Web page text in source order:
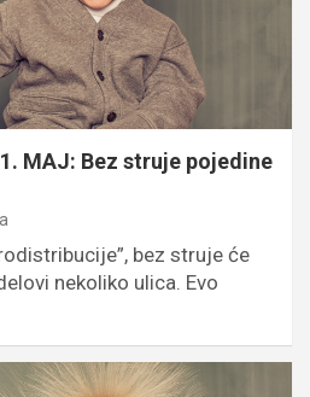
MAJ: Bez struje pojedine
bez struje će
nekoliko ulica. Evo